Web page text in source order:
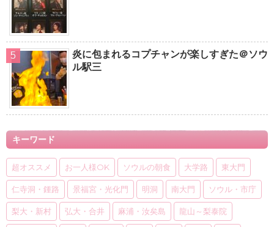
炎に包まれるコプチャンが楽しすぎた＠ソウ
ル駅三
キーワード
超オススメ お一人様OK ソウルの朝食 大学路 東大門
仁寺洞・鍾路 景福宮・光化門 明洞 南大門 ソウル・市庁
梨大・新村 弘大・合井 麻浦・汝矣島 龍山～梨泰院